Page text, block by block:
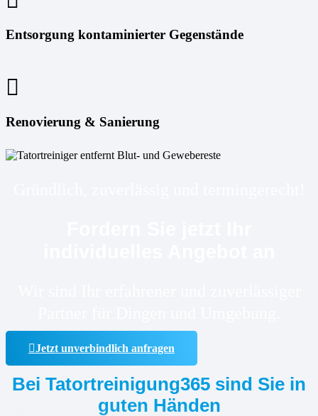
Entsorgung kontaminierter Gegenstände
Renovierung & Sanierung
Jetzt unverbindlich anfragen
Bei Tatortreinigung365 sind Sie in
guten Händen